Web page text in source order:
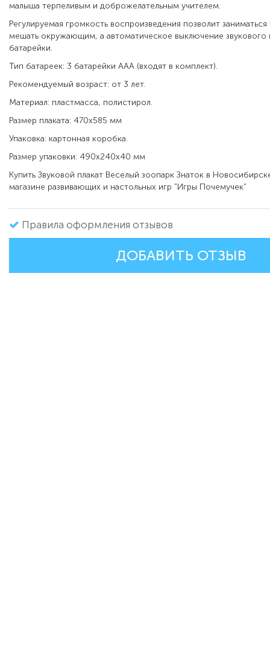
малыша терпеливым и доброжелательным учителем.
Регулируемая громкость воспроизведения позволит
мешать окружающим, а автоматическое выключение звукового
батарейки.
Тип батареек: 3 батарейки ААА (входят в комплект).
Рекомендуемый возраст: от 3 лет.
Материал: пластмасса, полистирол.
Размер плаката: 470х585 мм
Упаковка: картонная коробка.
Размер упаковки: 490х240х40 мм
Купить Звуковой плакат Веселый зоопарк Знаток в
магазине развивающих и настольных игр "Игры Почемучек"
Правила оформления отзывов
ДОБАВИТЬ ОТЗЫВ